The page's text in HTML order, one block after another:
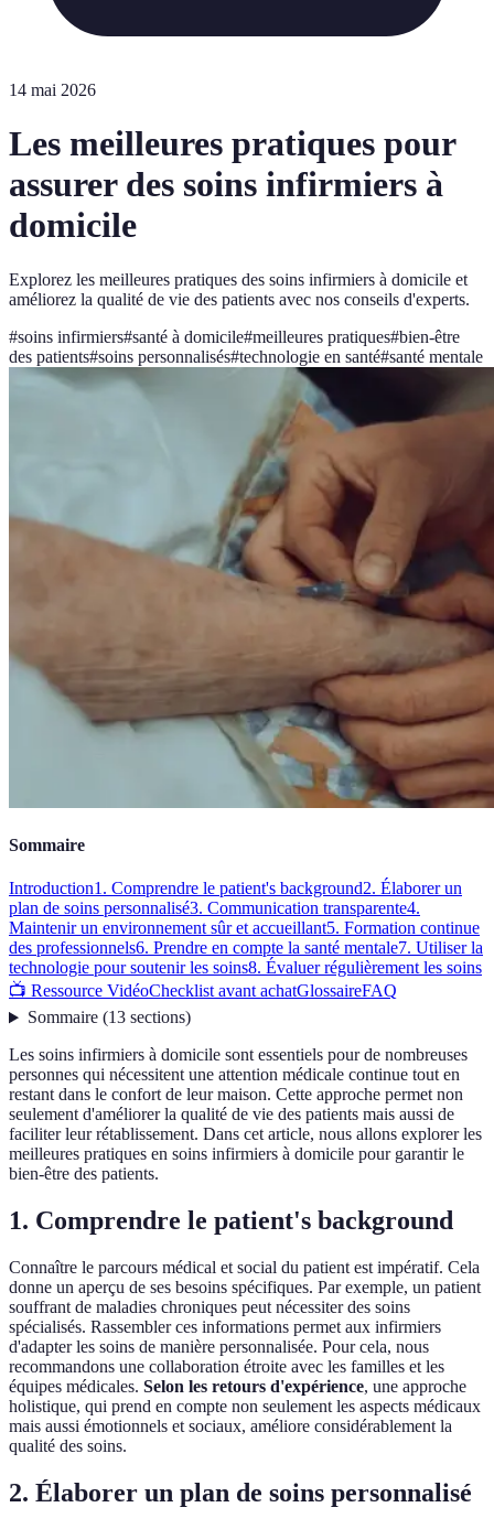
14 mai 2026
Les meilleures pratiques pour
assurer des soins infirmiers à
domicile
Explorez les meilleures pratiques des soins infirmiers à domicile et
améliorez la qualité de vie des patients avec nos conseils d'experts.
#soins infirmiers#santé à domicile#meilleures pratiques#bien-être
des patients#soins personnalisés#technologie en santé#santé mentale
Sommaire
Introduction1. Comprendre le patient's background2. Élaborer un
plan de soins personnalisé3. Communication transparente4.
Maintenir un environnement sûr et accueillant5. Formation continue
des professionnels6. Prendre en compte la santé mentale7. Utiliser la
technologie pour soutenir les soins8. Évaluer régulièrement les soins
📺 Ressource VidéoChecklist avant achatGlossaireFAQ
Sommaire(13 sections)
Les soins infirmiers à domicile sont essentiels pour de nombreuses
personnes qui nécessitent une attention médicale continue tout en
restant dans le confort de leur maison. Cette approche permet non
seulement d'améliorer la qualité de vie des patients mais aussi de
faciliter leur rétablissement. Dans cet article, nous allons explorer les
meilleures pratiques en soins infirmiers à domicile pour garantir le
bien-être des patients.
1. Comprendre le patient's background
Connaître le parcours médical et social du patient est impératif. Cela
donne un aperçu de ses besoins spécifiques. Par exemple, un patient
souffrant de maladies chroniques peut nécessiter des soins
spécialisés. Rassembler ces informations permet aux infirmiers
d'adapter les soins de manière personnalisée. Pour cela, nous
recommandons une collaboration étroite avec les familles et les
équipes médicales. Selon les retours d'expérience, une approche
holistique, qui prend en compte non seulement les aspects médicaux
mais aussi émotionnels et sociaux, améliore considérablement la
qualité des soins.
2. Élaborer un plan de soins personnalisé